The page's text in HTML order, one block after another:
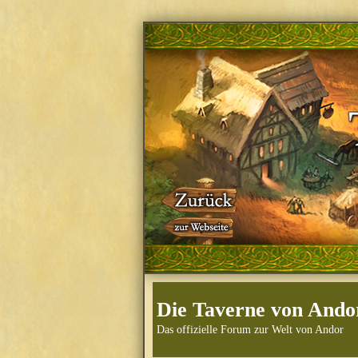
Die Taverne von
Das offizielle Forum zur Welt von Andor